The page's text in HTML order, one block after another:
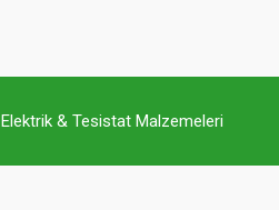
Elektrik & Tesistat Malzemeleri